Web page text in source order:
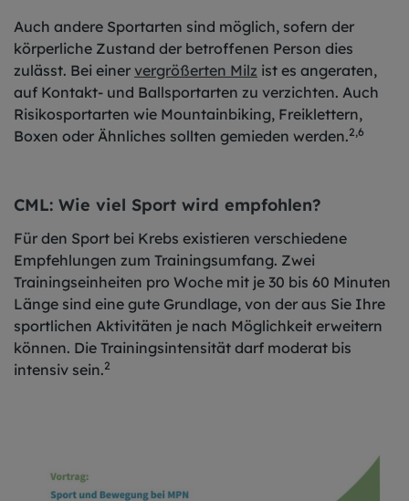
Auch andere Sportarten sind möglich, sofern der
körperliche Zustand der betroffenen Person dies
zulässt. Bei einer vergrößerten Milz ist es angeraten,
auf Kontakt- und Ballsportarten zu verzichten. Auch
Risikosportarten wie Mountainbiking, Freiklettern,
Boxen oder Ähnliches sollten gemieden werden.2,6
CML: Wie viel Sport wird empfohlen?
Für den Sport bei Krebs existieren verschiedene
Empfehlungen zum Trainingsumfang. Zwei
Trainingseinheiten pro Woche mit je 30 bis 60 Minuten
Länge sind eine gute Grundlage, von der aus Sie Ihre
sportlichen Aktivitäten je nach Möglichkeit erweitern
können. Die Trainingsintensität darf moderat bis
intensiv sein.2